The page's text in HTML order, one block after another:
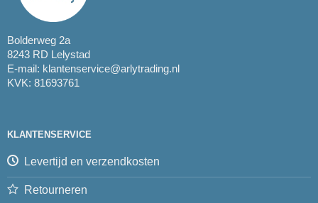
Bolderweg 2a
8243 RD Lelystad
E-mail: klantenservice@arlytrading.nl
KVK: 81693761
KLANTENSERVICE
Levertijd en verzendkosten
Retourneren